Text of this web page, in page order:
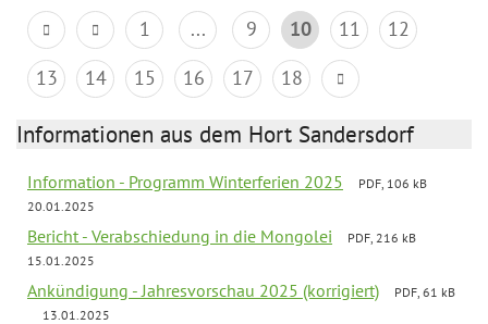
1 ... 9 10 11
12
13
14 15 16 17 18
Informationen aus dem Hort Sandersdorf
Information - Programm Winterferien 2025
PDF, 106 kB
20.01.2025
Bericht - Verabschiedung in die Mongolei
PDF, 216 kB
15.01.2025
Ankündigung - Jahresvorschau 2025 (korrigiert)
PDF, 61 kB
13.01.2025